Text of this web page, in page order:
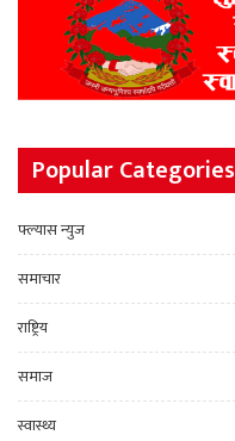
Popular Categories
फ्ल्यास न्युज
समाचार
राष्ट्रिय
समाज
स्वास्थ्य